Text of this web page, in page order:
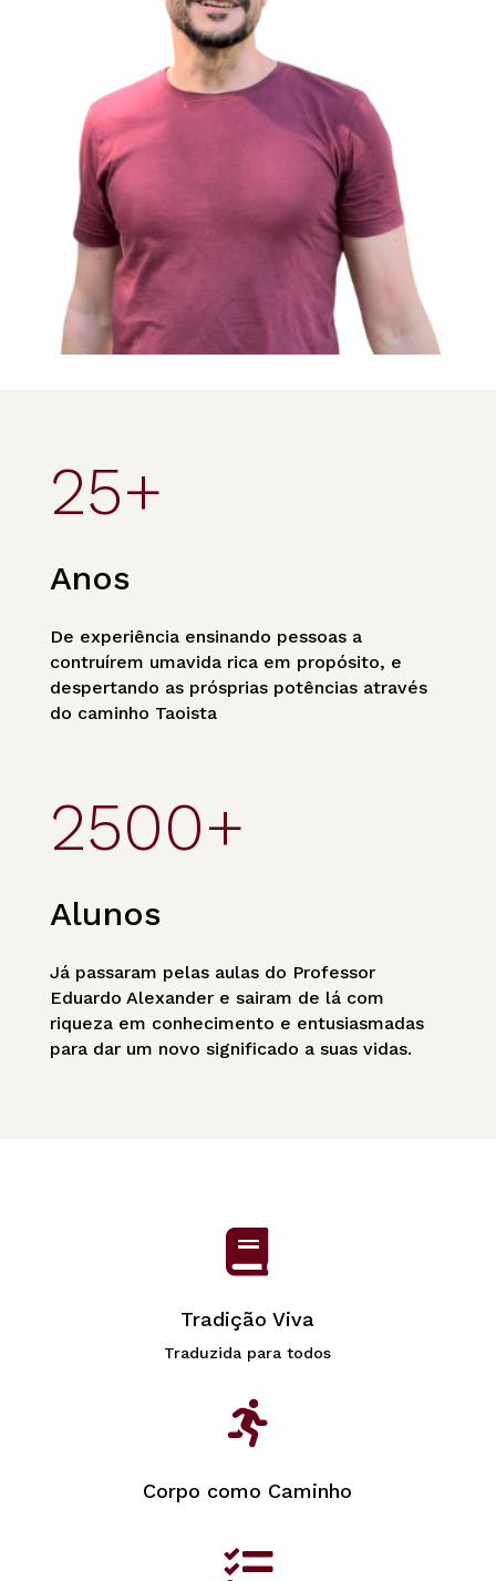
25+
Anos
De experiência ensinando pessoas a
contruírem umavida rica em propósito, e
despertando as prósprias potências através
do caminho Taoista
2500+
Alunos
Já passaram pelas aulas do Professor
Eduardo Alexander e sairam de lá com
riqueza em conhecimento e entusiasmadas
para dar um novo significado a suas vidas.

Tradição Viva
Traduzida para todos

Corpo como Caminho
